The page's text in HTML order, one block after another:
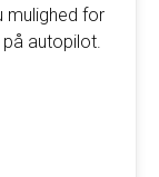
mulighed for
autopilot.